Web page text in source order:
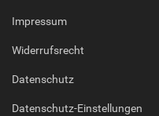
Impressum
Widerrufsrecht
Datenschutz
Datenschutz-Einstellungen